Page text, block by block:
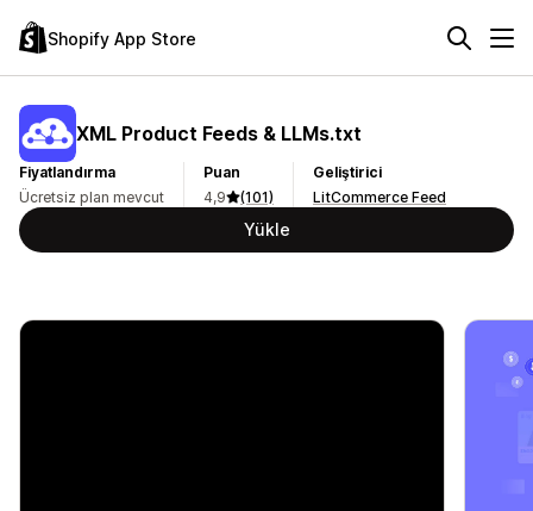
Shopify App Store
XML Product Feeds & LLMs.txt
Fiyatlandırma
Ücretsiz plan mevcut
Puan
4,9
(101)
Geliştirici
LitCommerce Feed
Yükle